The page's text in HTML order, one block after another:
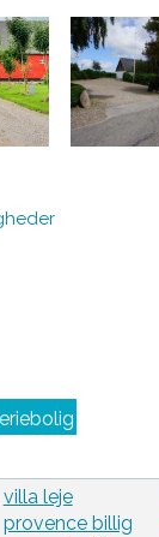
villa leje
provence billig